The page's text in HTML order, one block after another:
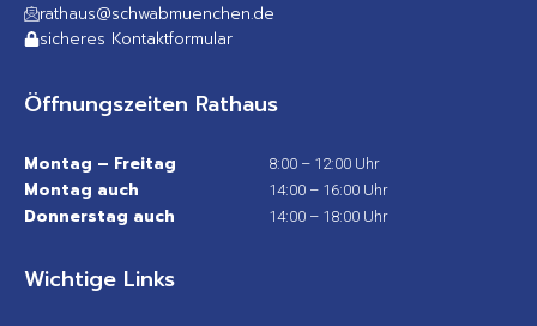
rathaus@schwabmuenchen.de
sicheres Kontaktformular
Öffnungszeiten Rathaus
Montag – Freitag 8:00 – 12:00 Uhr
Montag auch 14:00 – 16:00 Uhr
Donnerstag auch 14:00 – 18:00 Uhr
Wichtige Links